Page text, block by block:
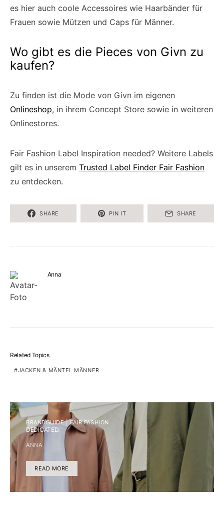
es hier auch coole Accessoires wie Haarbänder für
Frauen sowie Mützen und Caps für Männer.
Wo gibt es die Pieces von Givn zu
kaufen?
Zu finden ist die Mode von Givn im eigenen
Onlineshop, in ihrem Concept Store sowie in weiteren
Onlinestores.
Fair Fashion Label Inspiration needed? Weitere Labels
gilt es in unserem Trusted Label Finder Fair Fashion
zu entdecken.
SHARE PIN IT SHARE
Anna
Related Topics
JACKEN & MÄNTEL MÄNNER
BRANDGUIDE | FAIR FASHION
DEDICATED.
ANNA
READ MORE